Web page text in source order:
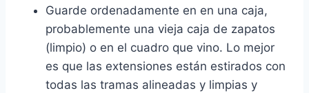
Guarde ordenadamente en en una caja,
probablemente una vieja caja de zapatos
(limpio) o en el cuadro que vino. Lo mejor
es que las extensiones están estirados con
todas las tramas alineadas y limpias y